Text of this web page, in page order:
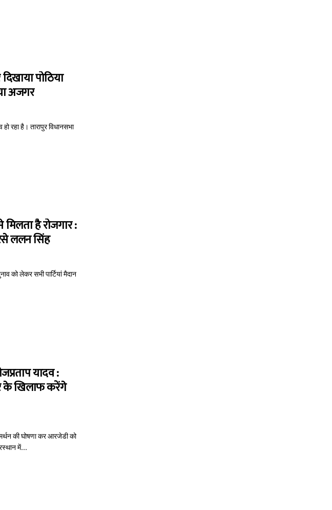
पोठिया
अजगर
रहा है। तारापुर विधानसभा
है रोजगार :
ललन सिंह
को लेकर सभी पार्टियां मैदान
यादव :
के खिलाफ करेंगे
की घोषणा कर आरजेडी को
में...